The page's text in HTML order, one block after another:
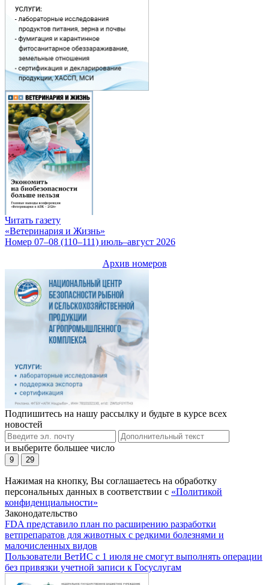
Читать газету
«Ветеринария и Жизнь»
Номер 07–08 (110–111) июль–август 2026
Архив номеров
Подпишитесь на нашу рассылку и будьте в курсе всех
новостей
и выберите большее число
9 29
Нажимая на кнопку, Вы соглашаетесь на обработку
персональных данных в соответствии с «Политикой
конфиденциальности»
Законодательство
FDA представило план по расширению разработки
ветпрепаратов для животных с редкими болезнями и
малочисленных видов
Пользователи ВетИС с 1 июля не смогут выполнять операции
без привязки учетной записи к Госуслугам